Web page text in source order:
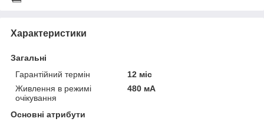
Характеристики
Загальні
Гарантійний термін
12 міс
Живлення в режимі
очікування
480 мА
Основні атрибути